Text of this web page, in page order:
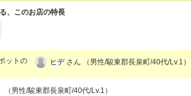
、このお店の特長
ットの
ヒデさん （男性/駿東郡長泉町/40代/Lv.1）
男性/駿東郡長泉町/40代/Lv.1）